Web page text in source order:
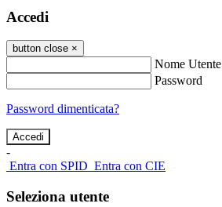
Accedi
button close ×
Nome Utente
Password
Password dimenticata?
-
Entra con SPID Entra con CIE
Seleziona utente